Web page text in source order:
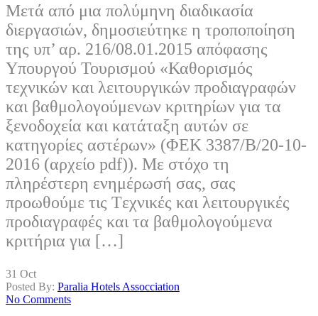
Mετά από μια πολύμηνη διαδικασία
διεργασιών, δημοσιεύτηκε η τροποποίηση
της υπ’ αρ. 216/08.01.2015 απόφασης
Υπουργού Τουρισμού «Καθορισμός
τεχνικών και λειτουργικών προδιαγραφών
και βαθμολογούμενων κριτηρίων για τα
ξενοδοχεία και κατάταξη αυτών σε
κατηγορίες αστέρων» (ΦΕΚ 3387/Β/20-10-
2016 (αρχείο pdf)). Με στόχο τη
πληρέστερη ενημέρωσή σας, σας
προωθούμε τις Tεχνικές και λειτουργικές
προδιαγραφές και τα βαθμολογούμενα
κριτήρια για […]
31 Oct
Posted By: Paralia Hotels Assocciation
No Comments